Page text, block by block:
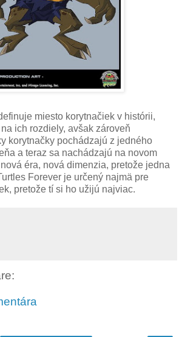
miesto korytnačiek v histórii,
ich rozdiely, avšak zároveň
korytnačky pochádzajú z jedného
a teraz sa nachádzajú na novom
éra, nová dimenzia, pretože jedna
Forever je určený najmä pre
pretože tí si ho užijú najviac.